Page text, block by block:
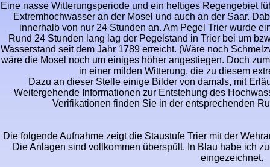
Eine nasse Witterungsperiode und ein heftiges Regengebiet
Extremhochwasser an der Mosel und auch an der Saar.
innerhalb von nur 24 Stunden an. Am Pegel Trier wurde
Rund 24 Stunden lang lag der Pegelstand in Trier bei um
Wasserstand seit dem Jahr 1789 erreicht. (Wäre noch
wäre die Mosel noch um einiges höher angestiegen. Doch
in einer milden Witterung, die zu diesem
Dazu an dieser Stelle einige Bilder von damals, mit
Weitergehende Informationen zur Entstehung des
Verifikationen finden Sie in der entsprechenden
Die folgende Aufnahme zeigt die Staustufe Trier mit der
Die Anlagen sind vollkommen überspült. In Blau habe ich
eingezeichnet.